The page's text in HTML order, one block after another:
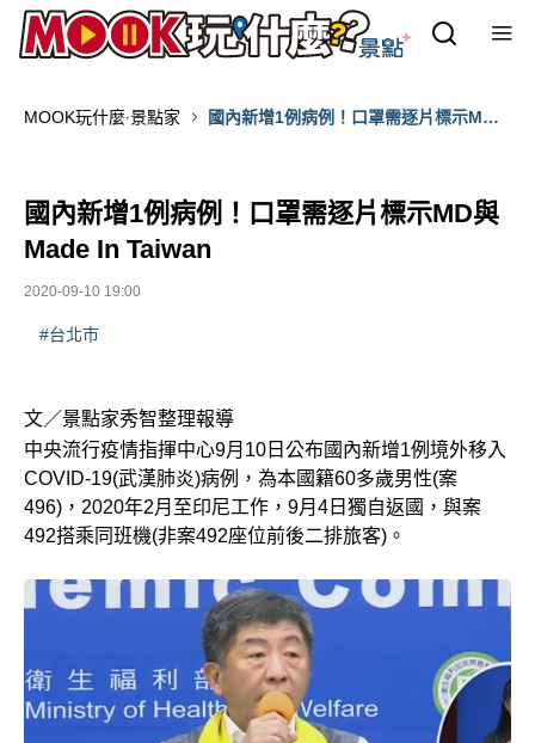
MOOK玩什麼‧景點家
國內新增1例病例！口罩需逐片標示MD
國內新增1例病例！口罩需逐片標示MD與
Made In Taiwan
2020-09-10 19:00
#台北市
文／景點家秀智整理報導
中央流行疫情指揮中心9月10日公布國內新增1例境外移入
COVID-19(武漢肺炎)病例，為本國籍60多歲男性(案
496)，2020年2月至印尼工作，9月4日獨自返國，與案
492搭乘同班機(非案492座位前後二排旅客)。